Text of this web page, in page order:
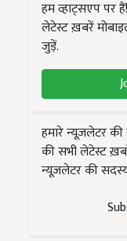
हम व्हाट्सएप पर
लेटेस्ट ख़बरें
जुड़ें.
हमारे न्यूज़लेटर
की सभी लेटेस्ट
न्यूज़लेटर की